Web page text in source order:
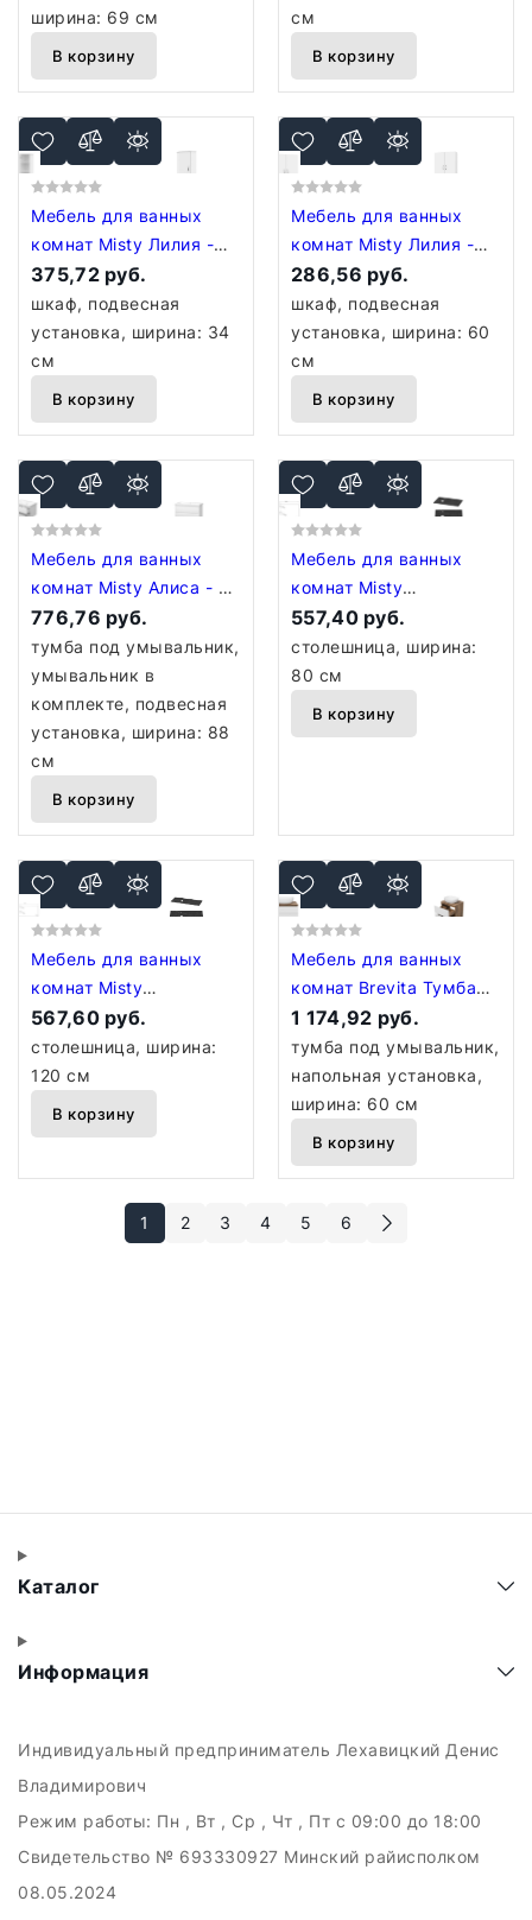
ширина: 69 см
В корзину
см
В корзину
Мебель для ванных
комнат Misty Лилия -
34 шкаф подвесной
(угловой) БФ - Э-
Лил08034-011бф
375,72 руб.
шкаф, подвесная
установка, ширина: 34
см
В корзину
Мебель для ванных
комнат Misty Лилия -
60 шкаф подвесной
универс. БФ - Э-
Лил08060-011бф
286,56 руб.
шкаф, подвесная
установка, ширина: 60
см
В корзину
Мебель для ванных
комнат Misty Алиса - 90
Тумба 2 ящ. подвесная,
белая эмаль - Э-
Али01090-011П2Я
776,76 руб.
тумба под умывальник,
умывальник в
комплекте, подвесная
установка, ширина: 88
см
В корзину
Мебель для ванных
комнат Misty
Столешница Роял 80
VS03-80 (черный)
557,40 руб.
столешница, ширина:
80 см
В корзину
Мебель для ванных
комнат Misty
Столешница Роял 120
VS03-120 (черный)
567,60 руб.
столешница, ширина:
120 см
В корзину
Мебель для ванных
комнат Brevita Тумба
под умывальник Dakota
60 DAK-07060-19/01-2Я
1 174,92 руб.
тумба под умывальник,
напольная установка,
ширина: 60 см
В корзину
1 2 3 4 5 6
Каталог
Информация
Индивидуальный предприниматель Лехавицкий Денис
Владимирович
Режим работы: Пн , Вт , Ср , Чт , Пт c 09:00 до 18:00
Свидетельство № 693330927 Минский райисполком
08.05.2024